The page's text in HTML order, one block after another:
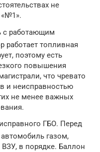
не
«№1».
с работающим
работает топливная
поэтому есть
повышения
что чревато
и неисправностью
не менее важных
ГБО. Перед
газом,
ВЗУ, в порядке. Баллон